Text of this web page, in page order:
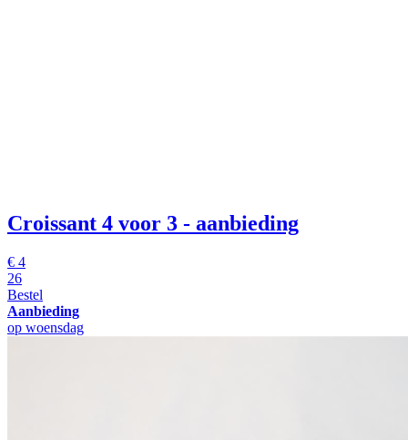
Croissant 4 voor 3 - aanbieding
€ 4
26
Bestel
Aanbieding
op woensdag